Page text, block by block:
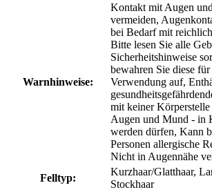
Warnhinweise:
Kontakt mit Augen
vermeiden,
bei Bedarf mit
Bitte lesen Sie alle
Sicherheitshinweise
bewahren Sie diese für
Verwendung auf,
mit keiner Körperstelle
Augen und Mund - in
werden dürfen, Kann
Personen allergische
Nicht in Augennähe
Felltyp:
Kurzhaar/Glatthaar,
Stockhaar